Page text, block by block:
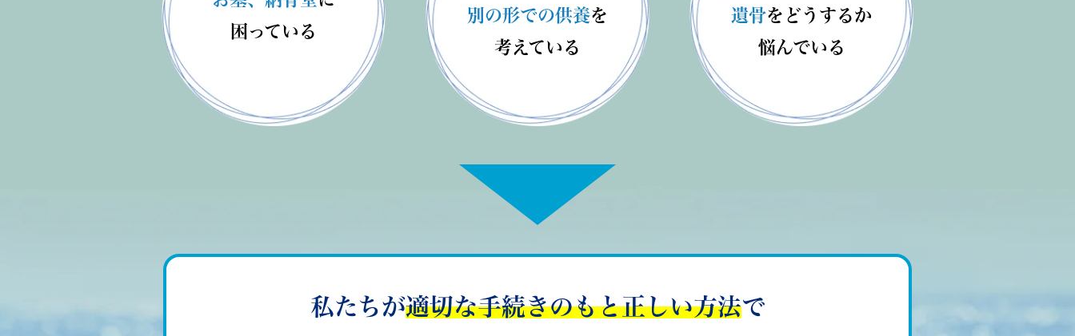
困っている
別の形での供養を
考えている
遺骨をどうするか
悩んでいる
私たちが適切な手続きのもと正しい方法で